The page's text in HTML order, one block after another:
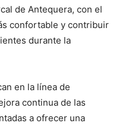
de Antequera, con el
confortable y contribuir
durante la
en la línea de
continua de las
a ofrecer una